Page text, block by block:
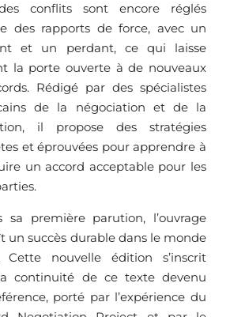
conflits sont encore réglés
des rapports de force, avec un
et un perdant, ce qui laisse
la porte ouverte à de nouveaux
Rédigé par des spécialistes
de la négociation et de la
il propose des stratégies
et éprouvées pour apprendre à
un accord acceptable pour les
sa première parution, l’ouvrage
un succès durable dans le monde
Cette nouvelle édition s’inscrit
continuité de ce texte devenu
porté par l’expérience du